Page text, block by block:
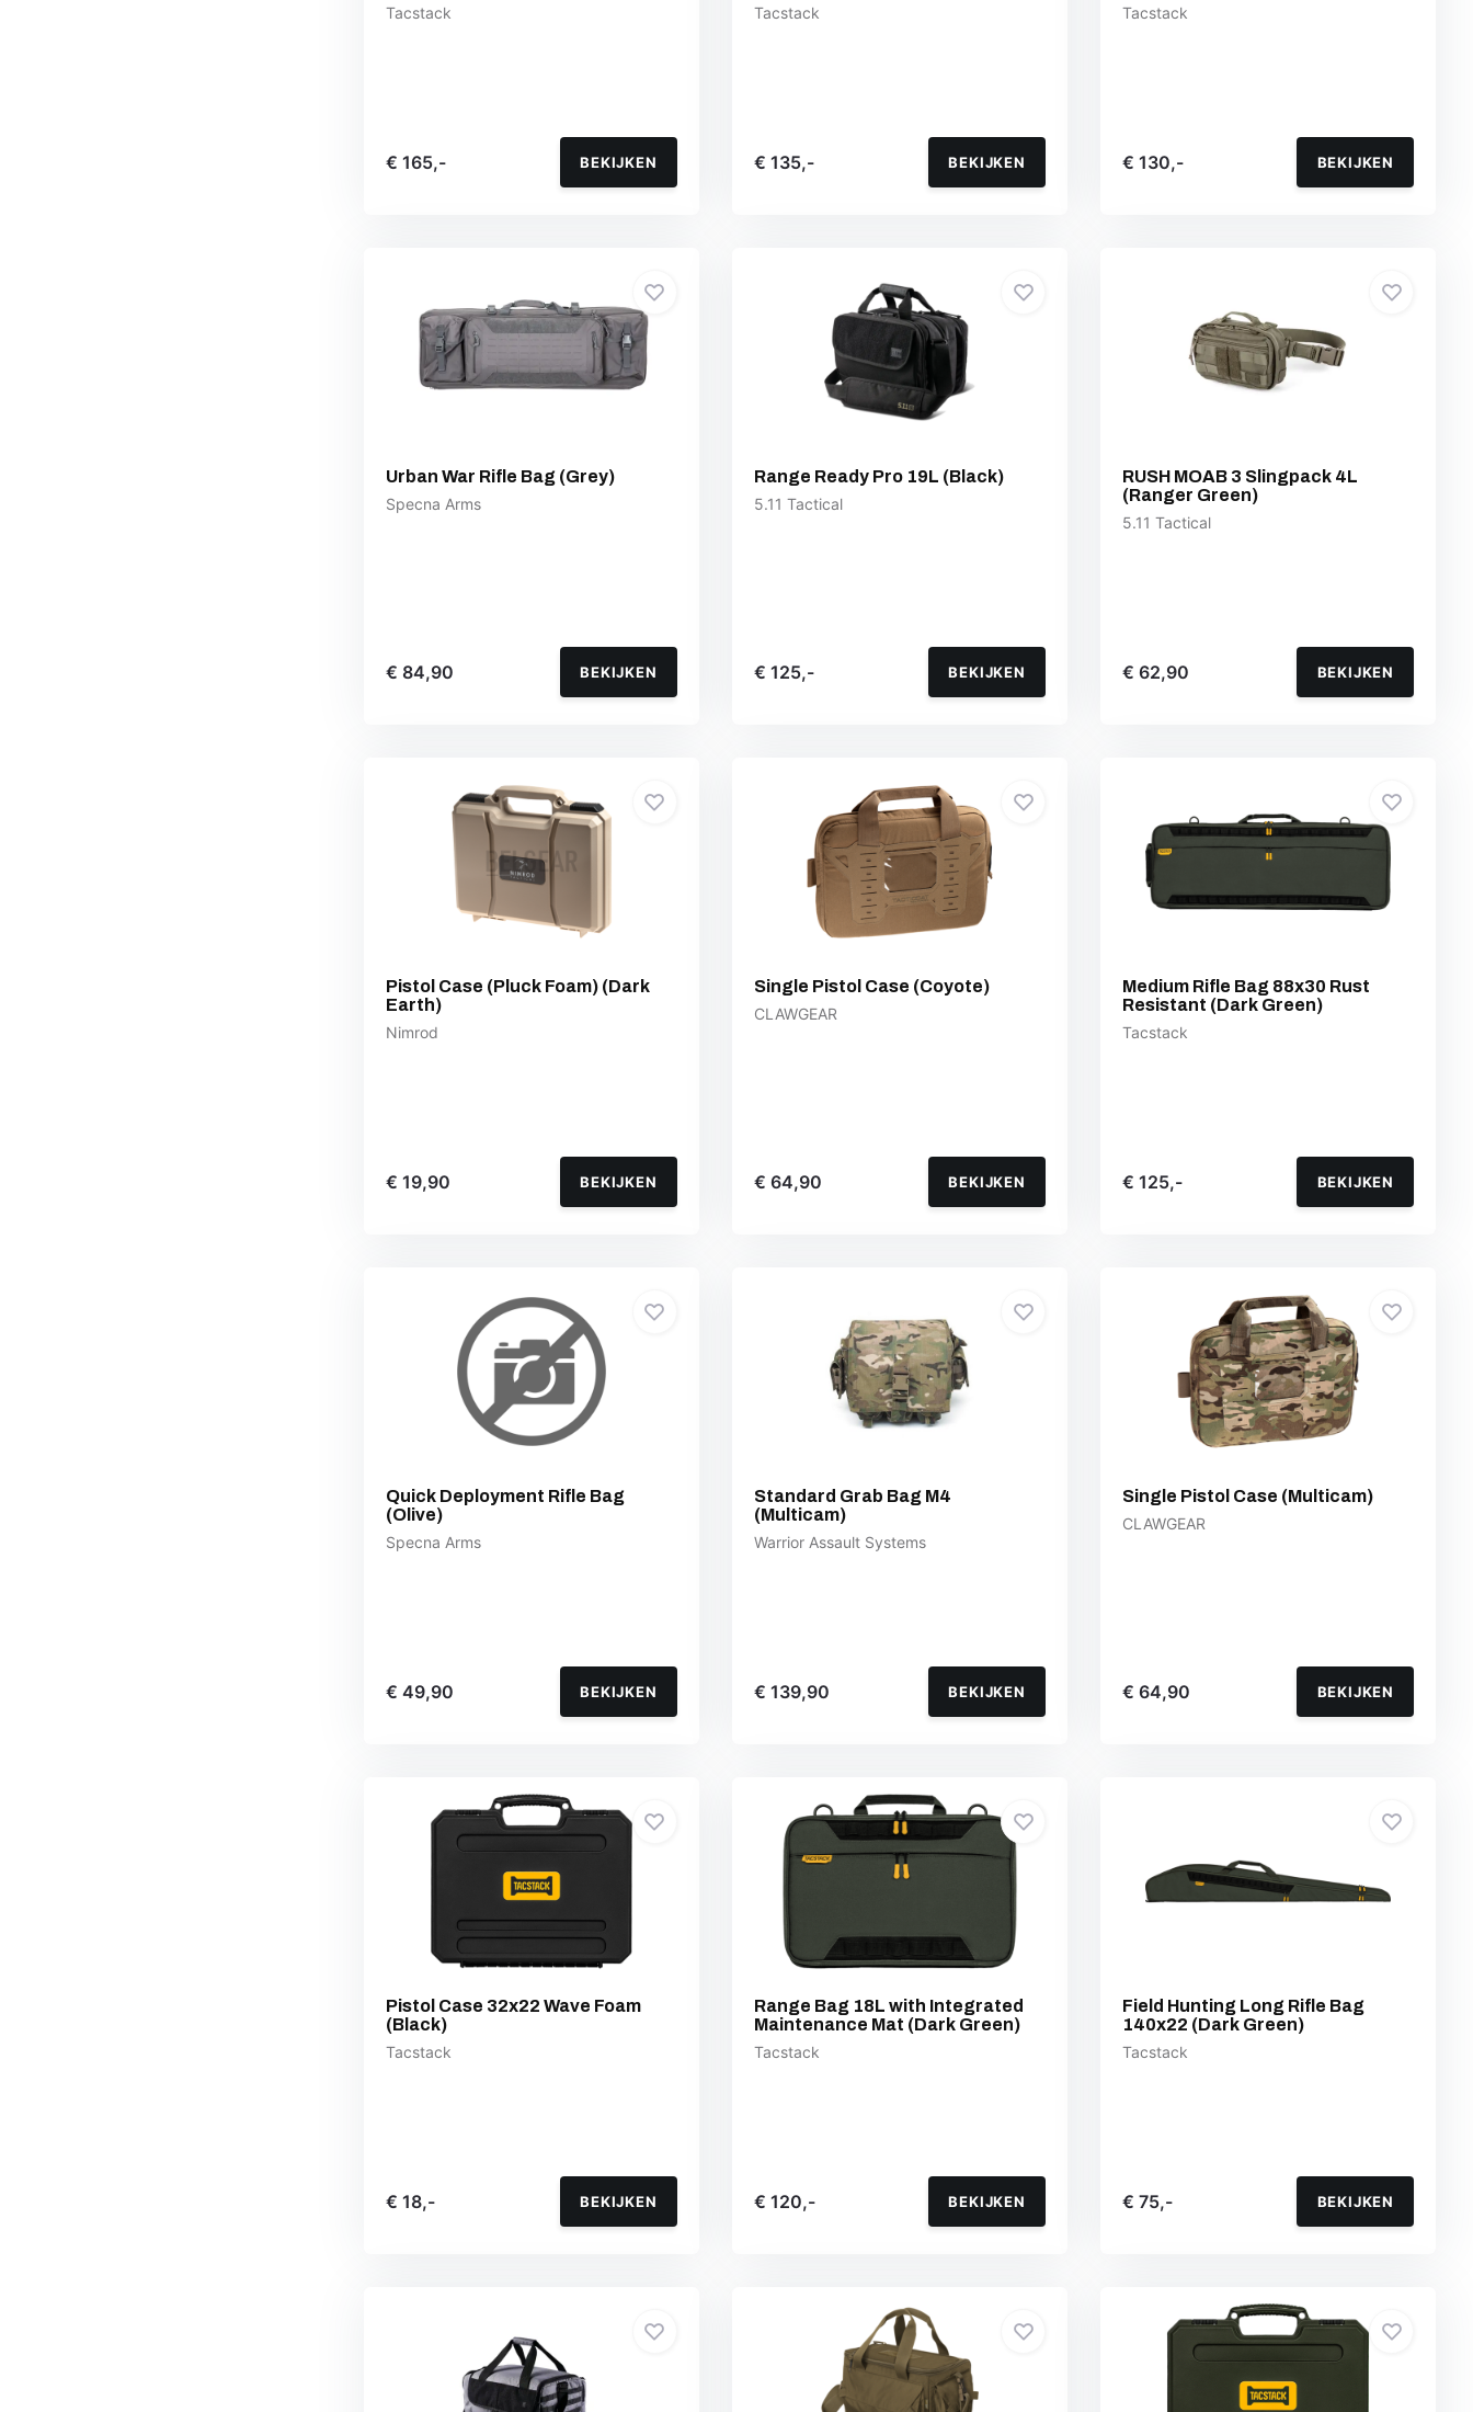
Tacstack
€ 165,- BEKIJKEN
Tacstack
€ 135,- BEKIJKEN
Tacstack
€ 130,- BEKIJKEN
Urban War Rifle Bag (Grey)
Specna Arms
€ 84,90 BEKIJKEN
Range Ready Pro 19L (Black)
5.11 Tactical
€ 125,- BEKIJKEN
RUSH MOAB 3 Slingpack 4L
(Ranger Green)
5.11 Tactical
€ 62,90 BEKIJKEN
Pistol Case (Pluck Foam) (Dark
Earth)
Nimrod
€ 19,90 BEKIJKEN
Single Pistol Case (Coyote)
CLAWGEAR
€ 64,90 BEKIJKEN
Medium Rifle Bag 88x30 Rust
Resistant (Dark Green)
Tacstack
€ 125,- BEKIJKEN
Quick Deployment Rifle Bag
(Olive)
Specna Arms
€ 49,90 BEKIJKEN
Standard Grab Bag M4
(Multicam)
Warrior Assault Systems
€ 139,90 BEKIJKEN
Single Pistol Case (Multicam)
CLAWGEAR
€ 64,90 BEKIJKEN
Pistol Case 32x22 Wave Foam
(Black)
Tacstack
€ 18,- BEKIJKEN
Range Bag 18L with Integrated
Maintenance Mat (Dark Green)
Tacstack
€ 120,- BEKIJKEN
Field Hunting Long Rifle Bag
140x22 (Dark Green)
Tacstack
€ 75,- BEKIJKEN